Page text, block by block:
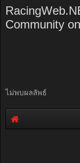
Community
ไม่พบผลลัพธ์